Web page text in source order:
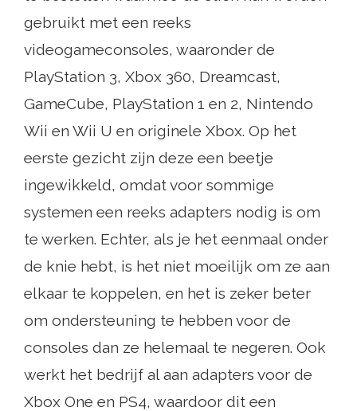
gebruikt met een reeks
videogameconsoles, waaronder de
PlayStation 3, Xbox 360, Dreamcast,
GameCube, PlayStation 1 en 2, Nintendo
Wii en Wii U en originele Xbox. Op het
eerste gezicht zijn deze een beetje
ingewikkeld, omdat voor sommige
systemen een reeks adapters nodig is om
te werken. Echter, als je het eenmaal onder
de knie hebt, is het niet moeilijk om ze aan
elkaar te koppelen, en het is zeker beter
om ondersteuning te hebben voor de
consoles dan ze helemaal te negeren. Ook
werkt het bedrijf al aan adapters voor de
Xbox One en PS4, waardoor dit een